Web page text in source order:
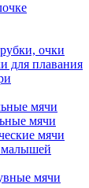
очки
для плавания
мячи
мячи
мячи
мячи